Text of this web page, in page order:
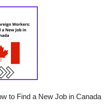
to Find a New Job in Canada